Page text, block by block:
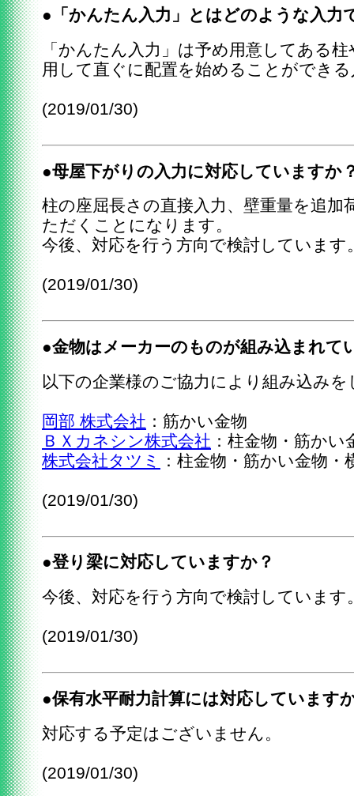
●「かんたん入力」とはどのような入力
「かんたん入力」は予め用意してある
用して直ぐに配置を始めることができ
(2019/01/30)
●母屋下がりの入力に対応していますか
柱の座屈長さの直接入力、壁重量を追加
ただくことになります。
今後、対応を行う方向で検討しています
(2019/01/30)
●金物はメーカーのものが組み込まれて
以下の企業様のご協力により組み込み
岡部 株式会社 ：筋かい金物
ＢＸカネシン株式会社 ：柱金物・筋か
株式会社タツミ
：柱金物・筋かい金物・
(2019/01/30)
●登り梁に対応していますか？
今後、対応を行う方向で検討しています
(2019/01/30)
●保有水平耐力計算には対応しています
対応する予定はございません。
(2019/01/30)